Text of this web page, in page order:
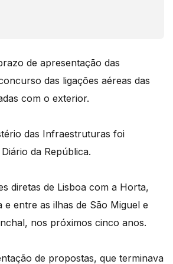
de apresentação das
das ligações aéreas das
com o exterior.
das Infraestruturas foi
da República.
diretas de Lisboa com a Horta,
e entre as ilhas de São Miguel e
nos próximos cinco anos.
de propostas, que terminava